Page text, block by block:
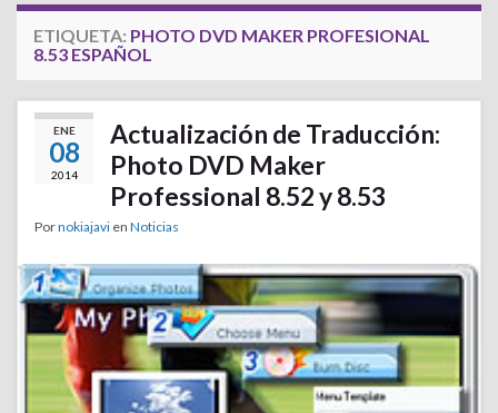
ETIQUETA: PHOTO DVD MAKER PROFESIONAL
8.53 ESPAÑOL
ENE
08
2014
Actualización de Traducción:
Photo DVD Maker
Professional 8.52 y 8.53
Pornokiajavi en Noticias